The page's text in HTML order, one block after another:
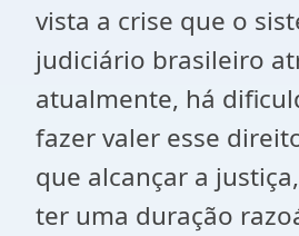
vista a crise que o
judiciário brasileiro
atualmente, há
fazer valer esse
que alcançar a
ter uma duração